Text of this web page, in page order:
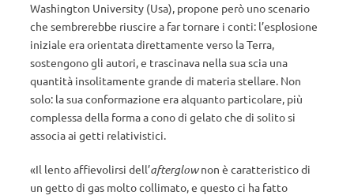
Washington University (Usa), propone però uno scenario
che sembrerebbe riuscire a far tornare i conti: l’esplosione
iniziale era orientata direttamente verso la Terra,
sostengono gli autori, e trascinava nella sua scia una
quantità insolitamente grande di materia stellare. Non
solo: la sua conformazione era alquanto particolare, più
complessa della forma a cono di gelato che di solito si
associa ai getti relativistici.
«Il lento affievolirsi dell’afterglownon è caratteristico di
un getto di gas molto collimato, e questo ci ha fatto